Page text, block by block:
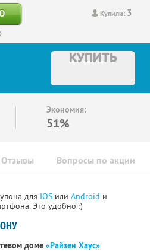
Купили: 3
КУПИТЬ
Экономия:
51%
Отзывы Вопросы по акции
для IOS или Android и
Это удобно :)
доме «Райзен Хаус»